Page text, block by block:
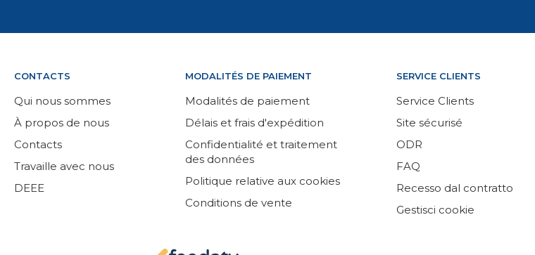
CONTACTS
Qui nous sommes
À propos de nous
Contacts
Travaille avec nous
DEEE
MODALITÉS DE PAIEMENT
Modalités de paiement
Délais et frais d'expédition
Confidentialité et traitement
des données
Politique relative aux cookies
Conditions de vente
SERVICE CLIENTS
Service Clients
Site sécurisé
ODR
FAQ
Recesso dal contratto
Gestisci cookie